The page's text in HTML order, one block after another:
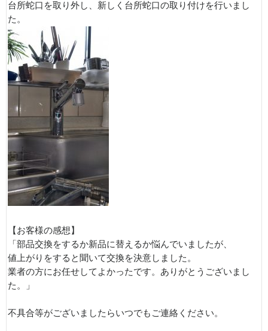
台所蛇口を取り外し、新しく台所蛇口の取り付けを行いまし
た。
【お客様の感想】
「部品交換をするか新品に替えるか悩んでいましたが、
値上がりをすると聞いて交換を決意しました。
業者の方にお任せしてよかったです。ありがとうございまし
た。」
不具合等がございましたらいつでもご連絡ください。